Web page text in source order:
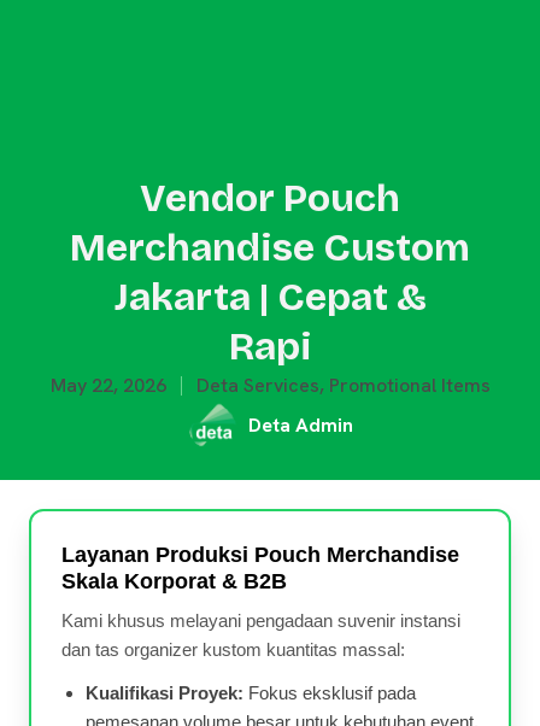
Vendor Pouch
Merchandise Custom
Jakarta | Cepat &
Rapi
May 22, 2026 Deta Services, Promotional Items
Deta Admin
Layanan Produksi Pouch Merchandise
Skala Korporat & B2B
Kami khusus melayani pengadaan suvenir instansi
dan tas organizer kustom kuantitas massal:
Kualifikasi Proyek: Fokus eksklusif pada
pemesanan volume besar untuk kebutuhan event,